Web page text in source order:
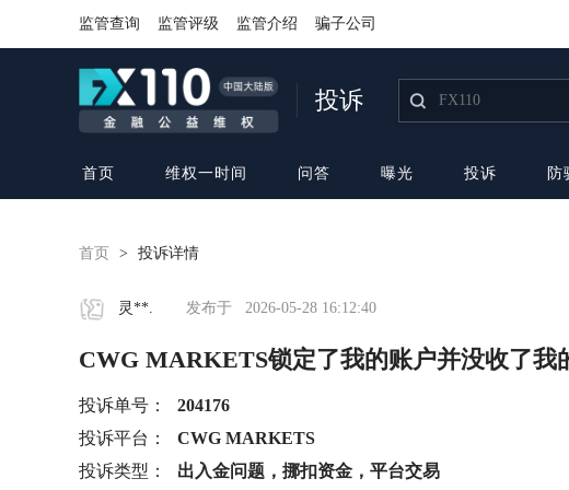
监管查询 监管评级 监管介绍 骗子公司
投诉
首页 维权一时间 问答 曝光 投诉 防
首页 > 投诉详情
灵**. 发布于 2026-05-28 16:12:40
CWG MARKETS锁定了我的账户并没收了我
投诉单号：
204176
投诉平台：
CWG MARKETS
投诉类型：
出入金问题，挪扣资金，平台交易